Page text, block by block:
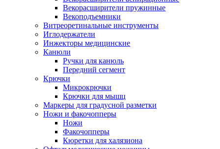
Векорасширители пружинные
Векоподъемники
Витреоретинальные инструменты
Иглодержатели
Инжекторы медицинские
Канюли
Ручки для канюль
Передний сегмент
Крючки
Микрокрючки
Крючки для мышц
Маркеры для градусной разметки
Ножи и факочопперы
Ножи
Факочопперы
Кюретки для халязиона